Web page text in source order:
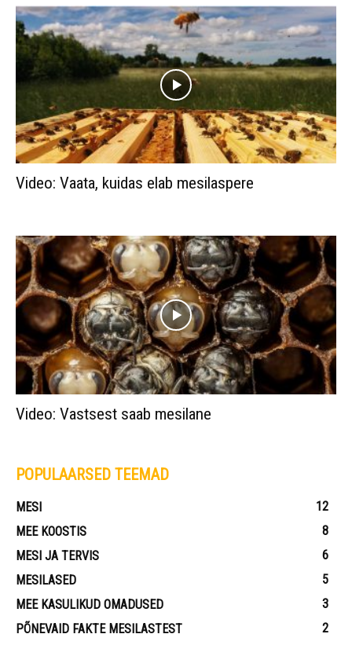
Video: Vaata, kuidas elab mesilaspere
Video: Vastsest saab mesilane
POPULAARSED TEEMAD
MESI
12
MEE KOOSTIS
8
MESI JA TERVIS
6
MESILASED
5
MEE KASULIKUD OMADUSED
3
PÕNEVAID FAKTE MESILASTEST
2